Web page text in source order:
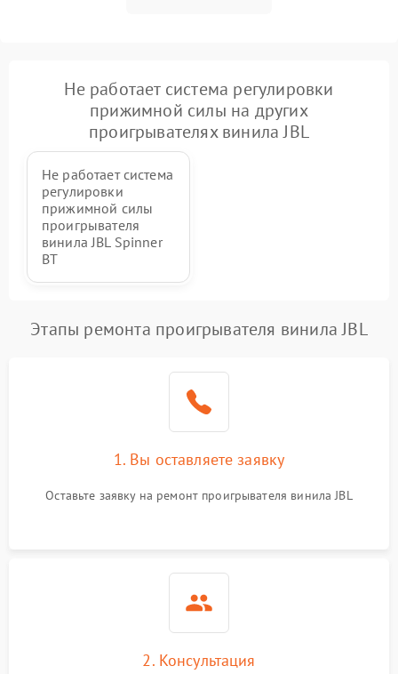
Не работает система регулировки
прижимной силы на других
проигрывателях винила JBL
Не работает система
регулировки
прижимной силы
проигрывателя
винила JBL Spinner
BT
Этапы ремонта проигрывателя винила JBL
1. Вы оставляете заявку
Оставьте заявку на ремонт проигрывателя винила JBL
2. Консультация